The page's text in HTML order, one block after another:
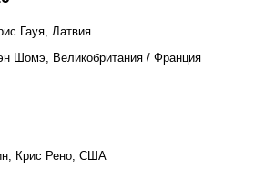
Гауя, Латвия
Шомэ, Великобритания / Франция
Крис Рено, США